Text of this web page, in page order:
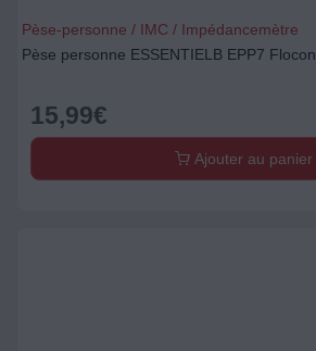
Pèse-personne / IMC / Impédancemètre
Pèse personne ESSENTIELB EPP7 Flocon
15,99€
Ajouter au panier